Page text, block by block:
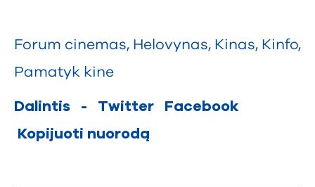
Forum cinemas, Helovynas, Kinas, Kinfo,
Pamatyk kine
Dalintis - Twitter
Facebook
Kopijuoti nuorodą